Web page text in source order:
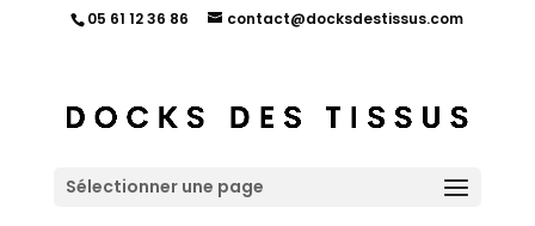
05 61 12 36 86 contact@docksdestissus.com
Sélectionner une page